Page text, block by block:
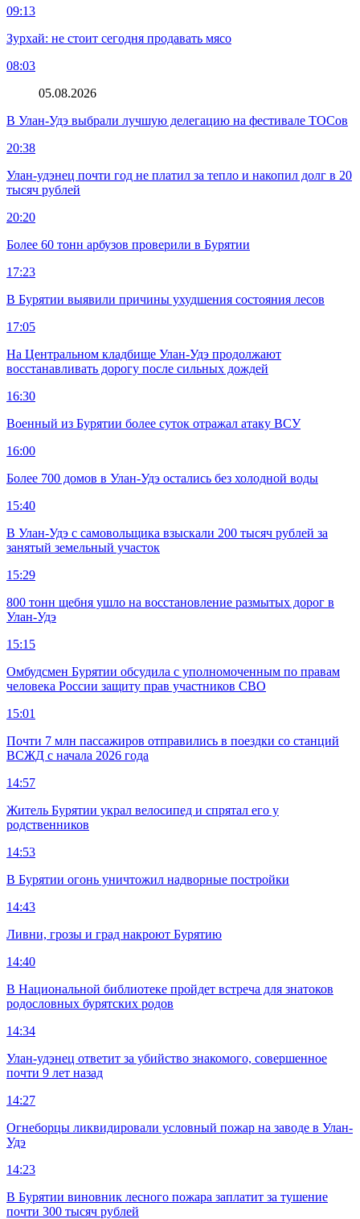
09:13
Зурхай: не стоит сегодня продавать мясо
08:03
05.08.2026
В Улан-Удэ выбрали лучшую делегацию на фестивале ТОСов
20:38
Улан-удэнец почти год не платил за тепло и накопил долг в 20
тысяч рублей
20:20
Более 60 тонн арбузов проверили в Бурятии
17:23
В Бурятии выявили причины ухудшения состояния лесов
17:05
На Центральном кладбище Улан-Удэ продолжают
восстанавливать дорогу после сильных дождей
16:30
Военный из Бурятии более суток отражал атаку ВСУ
16:00
Более 700 домов в Улан-Удэ остались без холодной воды
15:40
В Улан-Удэ с самовольщика взыскали 200 тысяч рублей за
занятый земельный участок
15:29
800 тонн щебня ушло на восстановление размытых дорог в
Улан-Удэ
15:15
Омбудсмен Бурятии обсудила с уполномоченным по правам
человека России защиту прав участников СВО
15:01
Почти 7 млн пассажиров отправились в поездки со станций
ВСЖД с начала 2026 года
14:57
Житель Бурятии украл велосипед и спрятал его у
родственников
14:53
В Бурятии огонь уничтожил надворные постройки
14:43
Ливни, грозы и град накроют Бурятию
14:40
В Национальной библиотеке пройдет встреча для знатоков
родословных бурятских родов
14:34
Улан-удэнец ответит за убийство знакомого, совершенное
почти 9 лет назад
14:27
Огнеборцы ликвидировали условный пожар на заводе в Улан-
Удэ
14:23
В Бурятии виновник лесного пожара заплатит за тушение
почти 300 тысяч рублей